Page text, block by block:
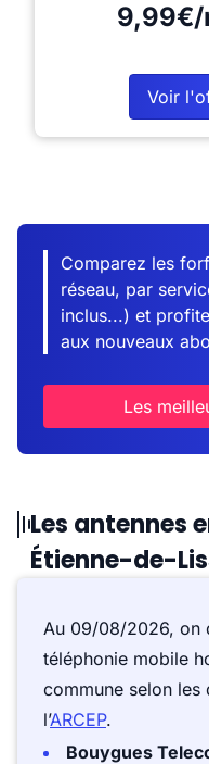
9,99€/
Voir
Comparez les
réseau, par
inclus...) et
aux nouveaux
Les
Les antennes
Étienne-de-
Au 09/08/2026, on
téléphonie mobile
commune selon
l’ARCEP.
Bouygues